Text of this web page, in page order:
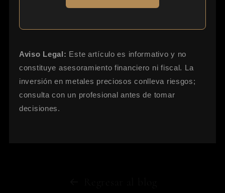
Aviso Legal: Este artículo es informativo y no
constituye asesoramiento financiero ni fiscal. La
inversión en metales preciosos conlleva riesgos;
consulta con un profesional antes de tomar
decisiones.